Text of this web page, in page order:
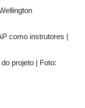
como instrutores |
projeto | Foto: